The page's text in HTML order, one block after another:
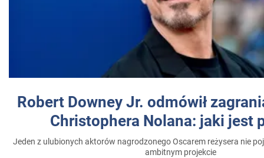
Robert Downey Jr. odmówił
Christophera Nolana: jaki jest
Jeden z ulubionych aktorów nagrodzonego Oscarem reżysera nie
ambitnym projekcie